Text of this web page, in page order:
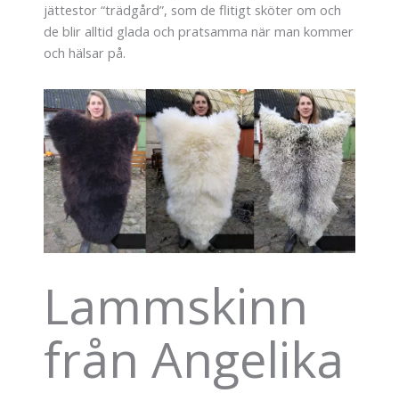
jättestor “trädgård”, som de flitigt sköter om och
de blir alltid glada och pratsamma när man kommer
och hälsar på.
Lammskinn
från Angelika